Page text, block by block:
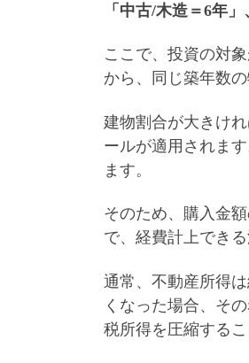
「中古/木造＝6年
ここで、 投資の対
から、同じ築年数
建物割合が大きけ
ールが適用されま
ます。
そのため、購入金
で、経費計上でき
通常、不動産所得
くなった場合、そ
税所得を圧縮する